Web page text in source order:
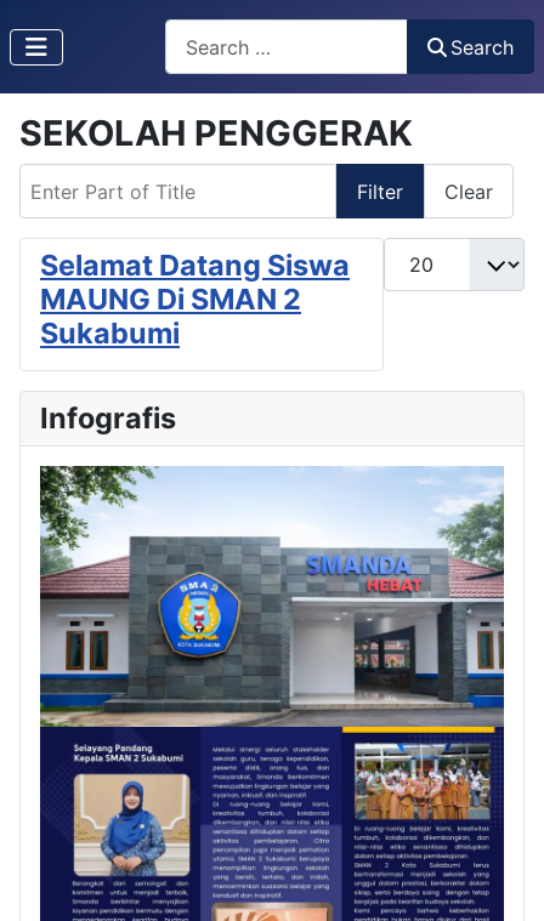
Search
SEKOLAH PENGGERAK
Filter Clear
Display #
Selamat Datang Siswa
MAUNG Di SMAN 2
Sukabumi
Infografis